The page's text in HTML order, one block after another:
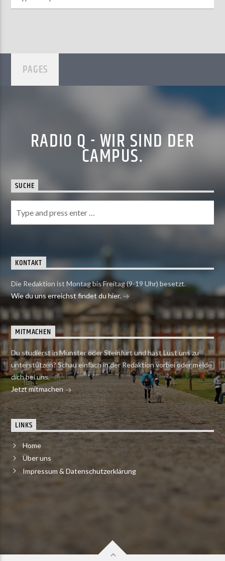
PAGES
RADIO Q - WIR SIND DER
CAMPUS.
SUCHE
KONTAKT
Die Redaktion ist Montag bis Freitag (9-19 Uhr) besetzt.
Wie du uns erreichst findet du hier.
MITMACHEN
Du studierst in Münster oder Steinfurt und hast Lust uns zu
unterstützen? Schau einfach in der Redaktion vorbei oder melde
dich bei uns.
Jetzt mitmachen
LINKS
Home
Über uns
Impressum & Datenschutzerklärung